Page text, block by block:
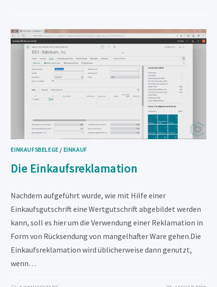
EINKAUFSBELEGE / EINKAUF
Die Einkaufsreklamation
Nachdem aufgeführt wurde, wie mit Hilfe einer
Einkaufsgutschrift eine Wertgutschrift abgebildet werden
kann, soll es hier um die Verwendung einer Reklamation in
Form von Rücksendung von mangelhafter Ware gehen.Die
Einkaufsreklamation wird üblicherweise dann genutzt,
wenn…